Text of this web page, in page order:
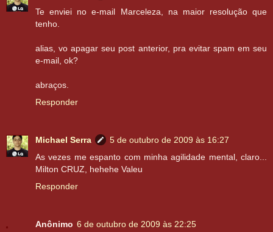
Te enviei no e-mail Marceleza, na maior resolução que
tenho.
alias, vo apagar seu post anterior, pra evitar spam em seu
e-mail, ok?
abraços.
Responder
Michael Serra
5 de outubro de 2009 às 16:27
As vezes me espanto com minha agilidade mental, claro...
Milton CRUZ, hehehe Valeu
Responder
Anônimo 6 de outubro de 2009 às 22:25